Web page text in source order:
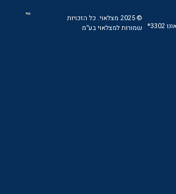
© 2025 מצלאוי. כל הזכויות
שמורות למצלאוי בע”מ